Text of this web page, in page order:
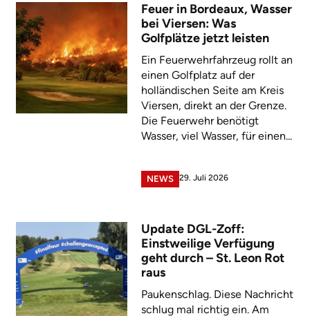
Feuer in Bordeaux, Wasser
bei Viersen: Was
Golfplätze jetzt leisten
Ein Feuerwehrfahrzeug rollt an
einen Golfplatz auf der
holländischen Seite am Kreis
Viersen, direkt an der Grenze.
Die Feuerwehr benötigt
Wasser, viel Wasser, für einen...
NEWS 29. Juli 2026
Update DGL-Zoff:
Einstweilige Verfügung
geht durch – St. Leon Rot
raus
Paukenschlag. Diese Nachricht
schlug mal richtig ein. Am